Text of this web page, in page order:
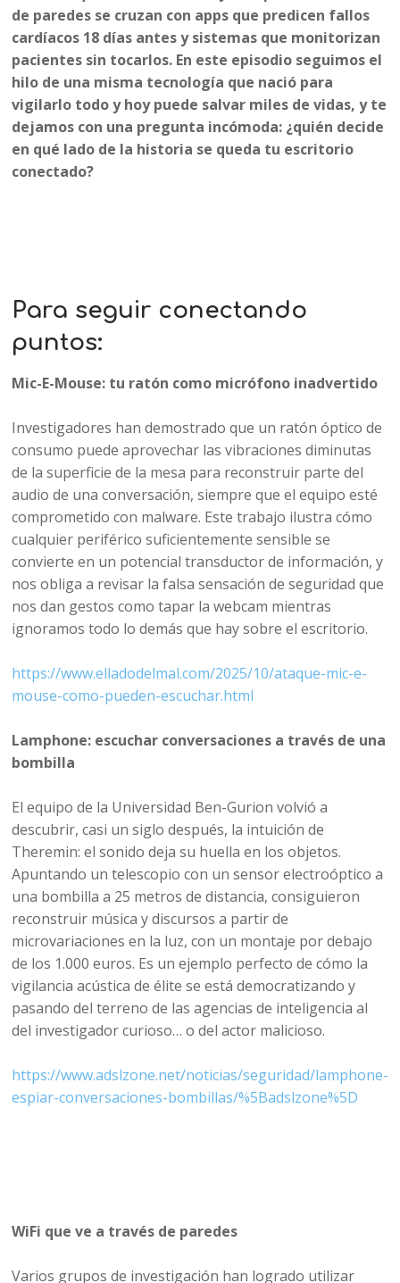
de paredes se cruzan con apps que predicen fallos
cardíacos 18 días antes y sistemas que monitorizan
pacientes sin tocarlos. En este episodio seguimos el
hilo de una misma tecnología que nació para
vigilarlo todo y hoy puede salvar miles de vidas, y te
dejamos con una pregunta incómoda: ¿quién decide
en qué lado de la historia se queda tu escritorio
conectado?
Para seguir conectando
puntos:
Mic-E-Mouse: tu ratón como micrófono inadvertido
Investigadores han demostrado que un ratón óptico de
consumo puede aprovechar las vibraciones diminutas
de la superficie de la mesa para reconstruir parte del
audio de una conversación, siempre que el equipo esté
comprometido con malware. Este trabajo ilustra cómo
cualquier periférico suficientemente sensible se
convierte en un potencial transductor de información, y
nos obliga a revisar la falsa sensación de seguridad que
nos dan gestos como tapar la webcam mientras
ignoramos todo lo demás que hay sobre el escritorio.
https://www.elladodelmal.com/2025/10/ataque-mic-e-
mouse-como-pueden-escuchar.html
Lamphone: escuchar conversaciones a través de una
bombilla
El equipo de la Universidad Ben-Gurion volvió a
descubrir, casi un siglo después, la intuición de
Theremin: el sonido deja su huella en los objetos.
Apuntando un telescopio con un sensor electroóptico a
una bombilla a 25 metros de distancia, consiguieron
reconstruir música y discursos a partir de
microvariaciones en la luz, con un montaje por debajo
de los 1.000 euros. Es un ejemplo perfecto de cómo la
vigilancia acústica de élite se está democratizando y
pasando del terreno de las agencias de inteligencia al
del investigador curioso… o del actor malicioso.
https://www.adslzone.net/noticias/seguridad/lamphone-
espiar-conversaciones-bombillas/%5Badslzone%5D​
WiFi que ve a través de paredes
Varios grupos de investigación han logrado utilizar